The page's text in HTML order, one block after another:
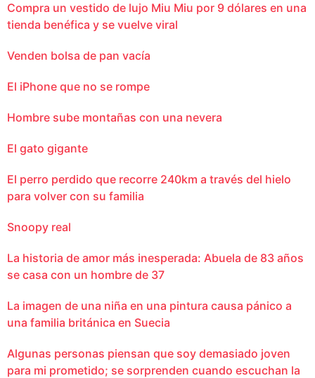
Compra un vestido de lujo Miu Miu por 9 dólares en una
tienda benéfica y se vuelve viral
Venden bolsa de pan vacía
El iPhone que no se rompe
Hombre sube montañas con una nevera
El gato gigante
El perro perdido que recorre 240km a través del hielo
para volver con su familia
Snoopy real
La historia de amor más inesperada: Abuela de 83 años
se casa con un hombre de 37
La imagen de una niña en una pintura causa pánico a
una familia británica en Suecia
Algunas personas piensan que soy demasiado joven
para mi prometido; se sorprenden cuando escuchan la